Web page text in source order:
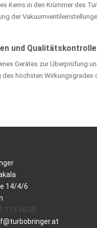
Kerns in den Krümmer des
der
und
Gerätes zur Überprüfung
des höchsten Wirkungsgrades
14/4/6
113 56 00